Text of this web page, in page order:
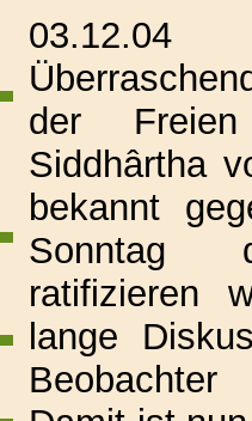
03.12.04
der
Siddhârtha
bekannt
Sonntag
ratifizieren
lange